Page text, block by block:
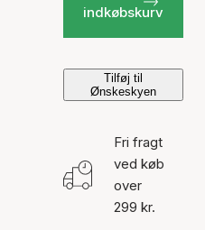
indkøbskurv
Tilføj til
Ønskeskyen
Fri fragt
ved køb
over
299 kr.